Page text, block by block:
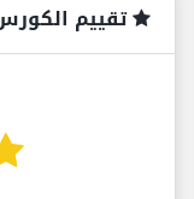
تقييم